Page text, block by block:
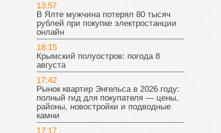
13:57
В Ялте мужчина потерял 80 тысяч
рублей при покупке электростанции
онлайн
18:15
Крымский полуостров: погода 8
августа
17:42
Рынок квартир Энгельса в 2026 году:
полный гид для покупателя — цены,
районы, новостройки и подводные
камни
17:17